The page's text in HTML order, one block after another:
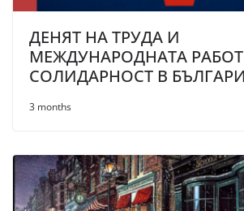
ДЕНЯТ НА ТРУДА И
МЕЖДУНАРОДНАТА
СОЛИДАРНОСТ В
3 months